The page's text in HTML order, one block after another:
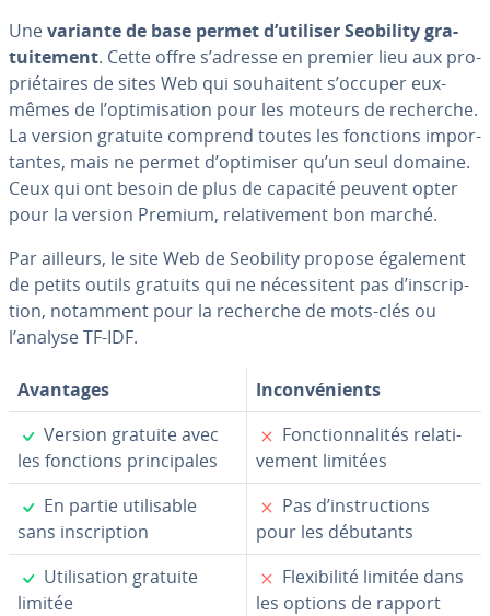
Unevariante de base permet d’utiliser Seobility gra­
tui­te­ment. Cette offre s’adresse en premier lieu aux pro­
prié­taires de sites Web qui sou­hai­tent s’occuper eux-
mêmes de l’op­ti­mi­sa­tion pour les moteurs de recherche.
La version gratuite comprend toutes les fonctions im­por­
tantes, mais ne permet d’optimiser qu’un seul domaine.
Ceux qui ont besoin de plus de capacité peuvent opter
pour la version Premium, re­la­ti­ve­ment bon marché.
Par ailleurs, le site Web de Seobility propose également
de petits outils gratuits qui ne né­ces­si­tent pas d’ins­crip­
tion, notamment pour la recherche de mots-clés ou
l’analyse TF-IDF.
Avantages
In­con­vé­nients
✓
Version gratuite avec
les fonctions prin­ci­pales
✗
Fonc­tion­na­li­tés re­la­ti­
ve­ment limitées
✓
En partie uti­li­sable
sans ins­crip­tion
✗
Pas d’ins­truc­tions
pour les débutants
✓
Uti­li­sa­tion gratuite
limitée
✗
Flexi­bi­lité limitée dans
les options de rapport